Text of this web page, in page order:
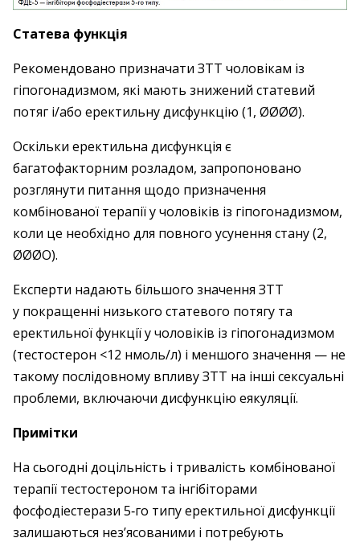
Статева функція
Рекомендовано призначати ЗТТ чоловікам із
гіпогонадизмом, які мають знижений статевий
потяг і/або еректильну дисфункцію (1, ØØØØ).
Оскільки еректильна дисфункція є
багатофакторним розладом, запропоновано
розглянути питання щодо призначення
комбінованої терапії у чоловіків із гіпогонадизмом,
коли це необхідно для повного усунення стану (2,
ØØØO).
Експерти надають більшого значення ЗТТ
у покращенні низького статевого потягу та
еректильної функції у чоловіків із гіпогонадизмом
(тестостерон <12 нмоль/л) і меншого значення — не
такому послідовному впливу ЗТТ на інші сексуальні
проблеми, включаючи дисфункцію еякуляції.
Примітки
На сьогодні доцільність і тривалість комбінованої
терапії тестостероном та інгібіторами
фосфодіестерази 5‑го типу еректильної дисфункції
залишаються нез’ясованими і потребують